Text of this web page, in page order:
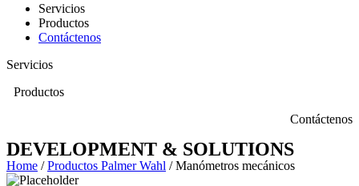
Servicios
Productos
Contáctenos
Servicios
Productos
Contáctenos
DEVELOPMENT & SOLUTIONS
Home /Productos Palmer Wahl / Manómetros mecánicos